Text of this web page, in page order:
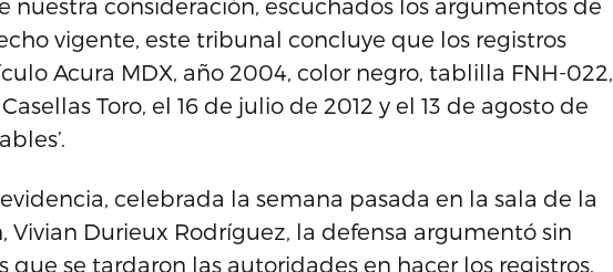
consideración, escuchados los argumentos de
vigente, este tribunal concluye que los registros
Acura MDX, año 2004, color negro, tablilla FNH-022,
Toro, el 16 de julio de 2012 y el 13 de agosto de
celebrada la semana pasada en la sala de la
Vivian Durieux Rodríguez, la defensa argumentó sin
que se tardaron las autoridades en hacer los registros,